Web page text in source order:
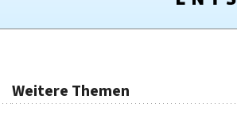
Weitere Themen